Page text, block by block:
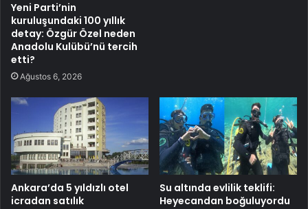
Yeni Parti’nin
kuruluşundaki 100 yıllık
detay: Özgür Özel neden
Anadolu Kulübü’nü tercih
etti?
Ağustos 6, 2026
Ankara’da 5 yıldızlı otel
icradan satılık
Su altında evlilik teklifi:
Heyecandan boğuluyordu